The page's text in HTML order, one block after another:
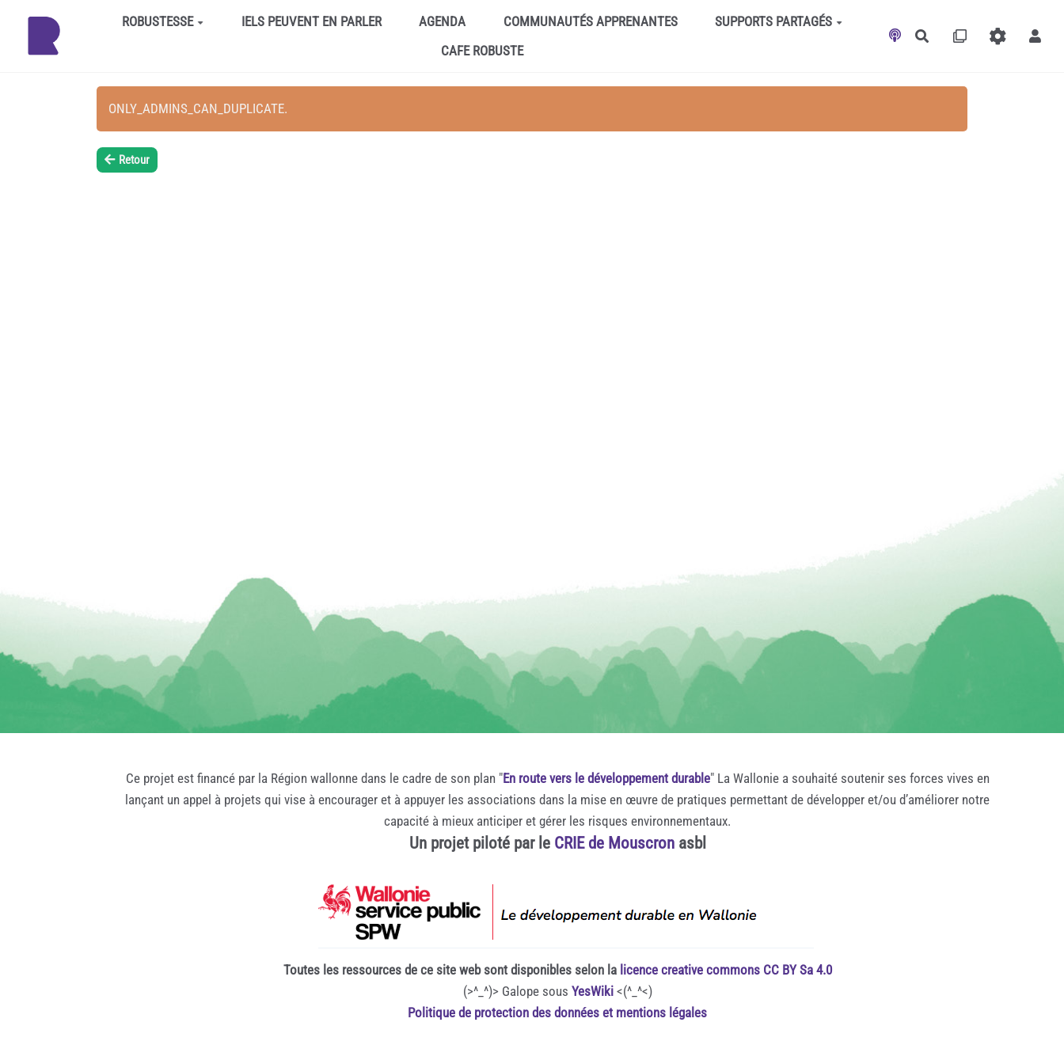
Aller au contenu principalROBUSTESSE IELS PEUVENT EN PARLER AGENDA COMMUNAUTÉS APPRENANTES
SUPPORTS PARTAGÉS
CAFE ROBUSTE
Rechercher
ONLY_ADMINS_CAN_DUPLICATE.
Retour
Ce projet est financé par la Région wallonne dans le cadre de son plan "En route vers le développement durable" La Wallonie a souhaité soutenir ses forces vives en
lançant un appel à projets qui vise à encourager et à appuyer les associations dans la mise en œuvre de pratiques permettant de développer et/ou d’améliorer notre
capacité à mieux anticiper et gérer les risques environnementaux.
Un projet piloté par le CRIE de Mouscronasbl
Toutes les ressources de ce site web sont disponibles selon la licence creative commons CC BY Sa 4.0
(>^_^)> Galope sous YesWiki<(^_^<)
Politique de protection des données et mentions légales